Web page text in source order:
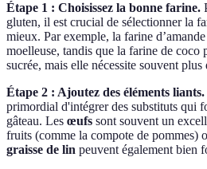
Étape 1 : Choisissez la bonne farine.
gluten, il est crucial de sélectionner la
mieux. Par exemple, la farine
moelleuse, tandis que la farine de coco
sucrée, mais elle nécessite souvent
Étape 2 : Ajoutez des éléments liants.
primordial d'intégrer des substituts qui
gâteau. Les œufs sont souvent un
fruits (comme la compote de pommes)
graisse de lin peuvent également bien